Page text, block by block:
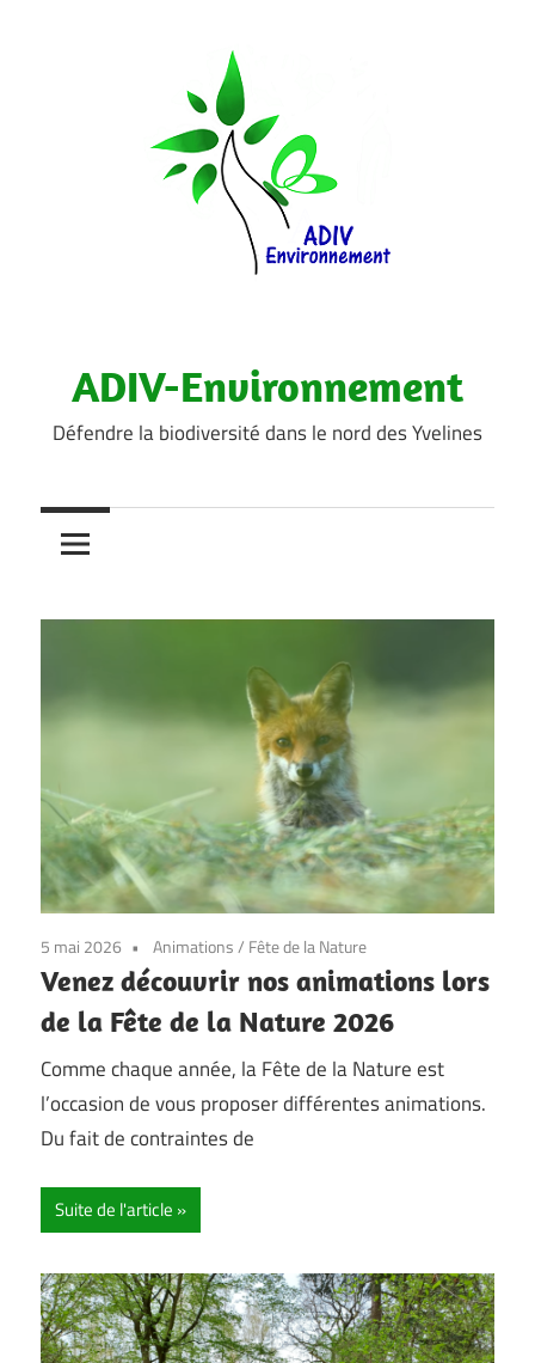
ADIV-Environnement
Défendre la biodiversité dans le nord des Yvelines
5 mai 2026 Animations/ Fête de la Nature
Venez découvrir nos animations lors
de la Fête de la Nature 2026
Comme chaque année, la Fête de la Nature est
l’occasion de vous proposer différentes animations.
Du fait de contraintes de
Suite de l'article